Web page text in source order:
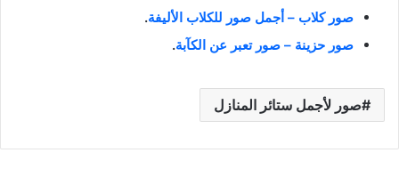
صور كلاب – أجمل صور للكلاب الأليفة.
صور حزينة – صور تعبر عن الكآبة.
صور لأجمل ستائر المنازل